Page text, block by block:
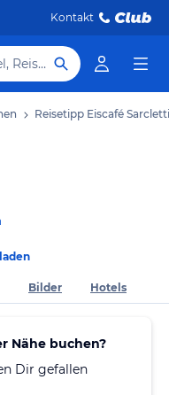
Kontakt
Hotel, Reiseziel
Reisetipp Eiscafé Sarcletti
Bilder Hotels
Nähe buchen?
Dir gefallen